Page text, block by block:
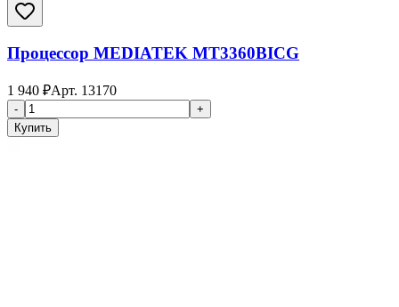
Процессор MEDIATEK MT3360BICG
1 940 ₽Арт. 13170
-
+
Купить